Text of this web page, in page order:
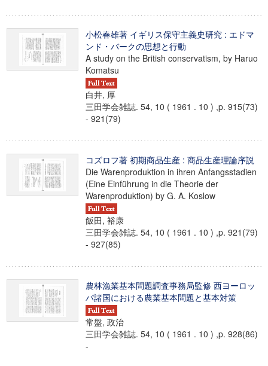
小松春雄著 イギリス保守主義史研究 : エドマ
ンド・バークの思想と行動
A study on the British conservatism, by Haruo
Komatsu
白井, 厚
三田学会雑誌. 54, 10 ( 1961 . 10 ) ,p. 915(73)
- 921(79)
コズロフ著 初期商品生産 : 商品生産理論序説
Die Warenproduktion in ihren Anfangsstadien
(Eine Einführung in die Theorie der
Warenproduktion) by G. A. Koslow
飯田, 裕康
三田学会雑誌. 54, 10 ( 1961 . 10 ) ,p. 921(79)
- 927(85)
農林漁業基本問題調査事務局監修 西ヨーロッ
パ諸国における農業基本問題と基本対策
常盤, 政治
三田学会雑誌. 54, 10 ( 1961 . 10 ) ,p. 928(86)
-